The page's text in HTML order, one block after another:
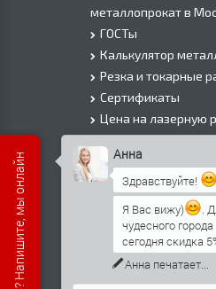
металлопрокат в
ГОСТы
Калькулятор
Резка и токарные
Сертификаты
Цена на лазерную
Цена на плазменую
Цена на резку
О Компании
Информация о
Политика
Контакты
Прайс лист на
Анна
Здравствуйте!
Я Вас вижу)
.
чудесного
сегодня скидка
Анна печатает...